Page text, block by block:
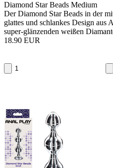
Diamond Star Beads Medium
Der Diamond Star Beads in der
glattes und schlankes Design aus
super-glänzenden weißen
18.90 EUR